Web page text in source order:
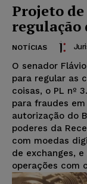
Projeto
regulação
NOTÍCIAS
O senador
para regular as
coisas, o PL nº
para fraudes
autorização do
poderes da
com moedas
de exchanges,
operações com